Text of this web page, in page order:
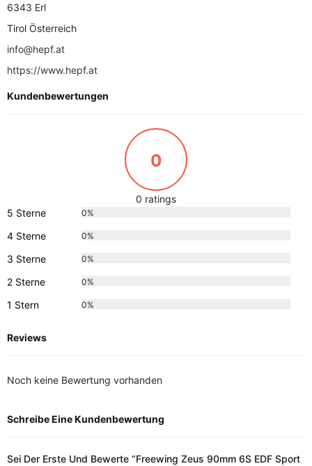
6343 Erl
Tirol Österreich
info@hepf.at
https://www.hepf.at
Kundenbewertungen
0
0 ratings
5 Sterne
0%
4 Sterne 0%
3 Sterne 0%
2 Sterne 0%
1 Stern 0%
Reviews
Noch keine Bewertung vorhanden
Schreibe Eine Kundenbewertung
Sei Der Erste Und Bewerte “Freewing Zeus 90mm 6S EDF Sport